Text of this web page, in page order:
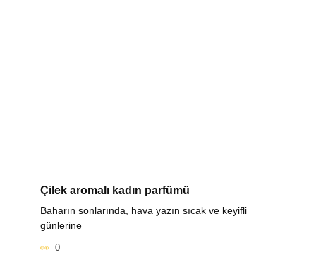
Çilek aromalı kadın parfümü
Baharın sonlarında, hava yazın sıcak ve keyifli
günlerine
0